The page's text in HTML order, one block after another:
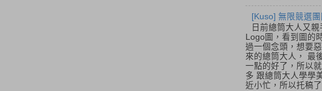
[Kuso] 無限競選
日前總筒大人又
Logo圖，看到圖的
過一個念頭，想要
來的總筒大人， 最
一點的好了，所以
多 跟總筒大人學學
近小忙，所以托稿